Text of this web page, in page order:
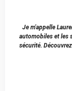
Je m'appelle
automobiles et les
sécurité.